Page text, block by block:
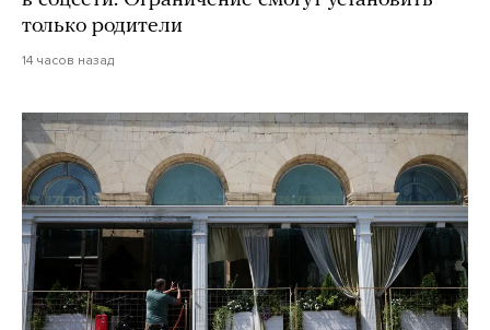
только родители
14 часов назад